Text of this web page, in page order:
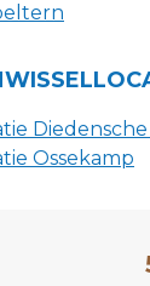
Ossekamp